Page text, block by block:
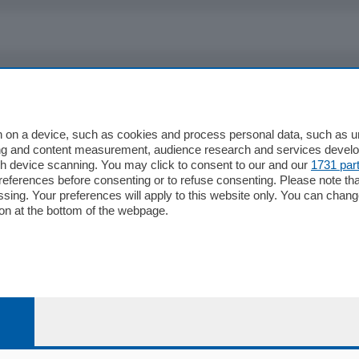
Como
Redazione
Editore
Contatti
Privacy e Policy
a device, such as cookies and process personal data, such as
and content measurement, audience research and services
device scanning. You may click to consent to our and our 1731
before consenting or to refuse consenting. Please note
Your preferences will apply to this website only. You can
at the bottom of the webpage.